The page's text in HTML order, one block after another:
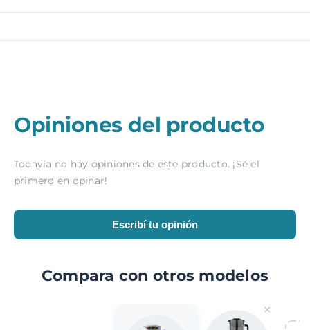
Opiniones del producto
Todavía no hay opiniones de este producto. ¡Sé el
primero en opinar!
Escribí tu opinión
Compara con otros modelos
×